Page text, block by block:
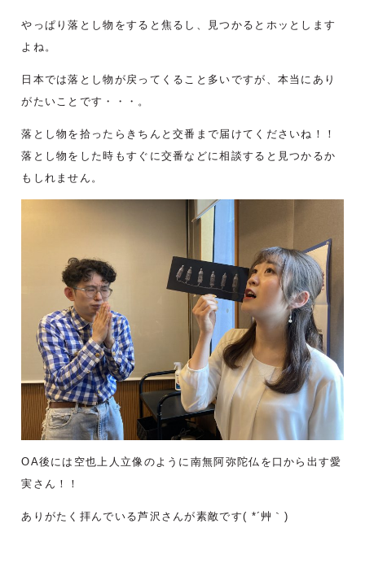
やっぱり落とし物をすると焦るし、見つかるとホッとします
よね。
日本では落とし物が戻ってくること多いですが、本当にあり
がたいことです・・・。
落とし物を拾ったらきちんと交番まで届けてくださいね！！
落とし物をした時もすぐに交番などに相談すると見つかるか
もしれません。
OA後には空也上人立像のように南無阿弥陀仏を口から出す愛
実さん！！
ありがたく拝んでいる芦沢さんが素敵です( *´艸｀)